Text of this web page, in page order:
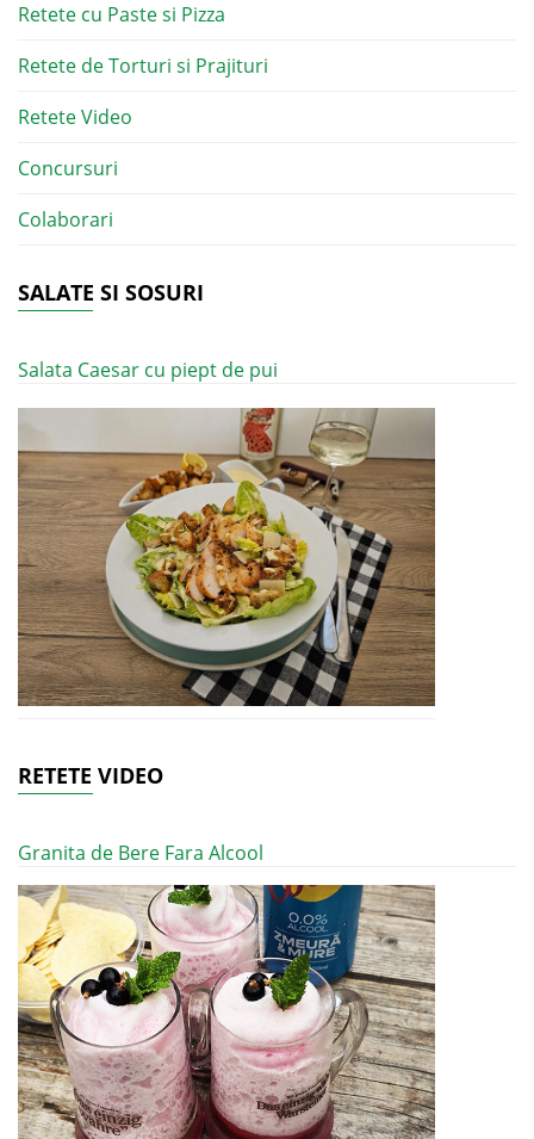
Retete cu Paste si Pizza
Retete de Torturi si Prajituri
Retete Video
Concursuri
Colaborari
SALATE SI SOSURI
Salata Caesar cu piept de pui
RETETE VIDEO
Granita de Bere Fara Alcool